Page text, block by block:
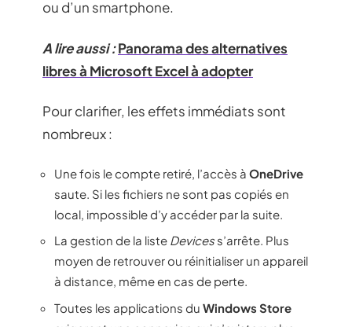
ou d’un smartphone.
A lire aussi :Panorama des alternatives
libres à Microsoft Excel à adopter
Pour clarifier, les effets immédiats sont
nombreux :
Une fois le compte retiré, l’accès à OneDrive
saute. Si les fichiers ne sont pas copiés en
local, impossible d’y accéder par la suite.
La gestion de la liste Devicess’arrête. Plus
moyen de retrouver ou réinitialiser un appareil
à distance, même en cas de perte.
Toutes les applications du Windows Store